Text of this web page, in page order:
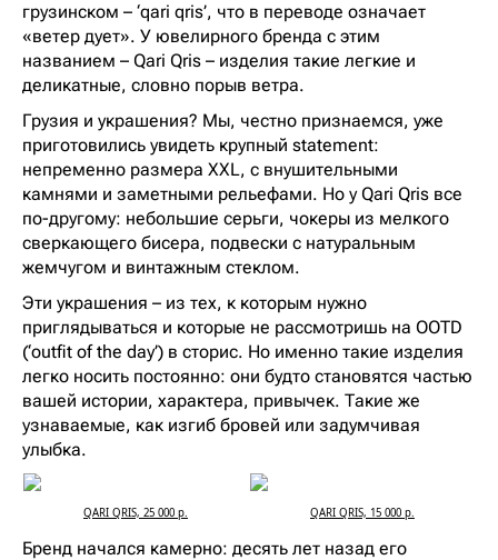
грузинском – ‘qari qris’, что в переводе означает
«ветер дует». У ювелирного бренда с этим
названием – Qari Qris – изделия такие легкие и
деликатные, словно порыв ветра.
Грузия и украшения? Мы, честно признаемся, уже
приготовились увидеть крупный statement:
непременно размера XXL, с внушительными
камнями и заметными рельефами. Но у Qari Qris все
по-другому: небольшие серьги, чокеры из мелкого
сверкающего бисера, подвески с натуральным
жемчугом и винтажным стеклом.
Эти украшения – из тех, к которым нужно
приглядываться и которые не рассмотришь на OOTD
(‘outfit of the day’) в сторис. Но именно такие изделия
легко носить постоянно: они будто становятся частью
вашей истории, характера, привычек. Такие же
узнаваемые, как изгиб бровей или задумчивая
улыбка.
QARI QRIS, 25 000 р. QARI QRIS, 15 000 р.
Бренд начался камерно: десять лет назад его